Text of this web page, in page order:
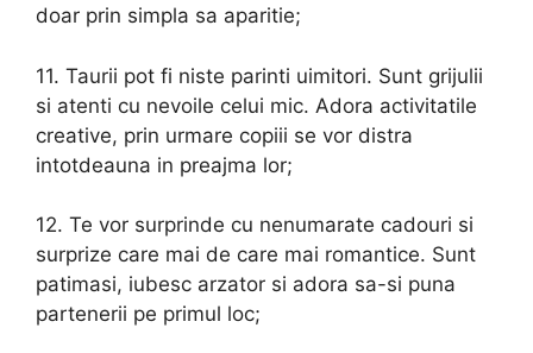
doar prin simpla sa aparitie;
11. Taurii pot fi niste parinti uimitori. Sunt grijulii
si atenti cu nevoile celui mic. Adora activitatile
creative, prin urmare copiii se vor distra
intotdeauna in preajma lor;
12. Te vor surprinde cu nenumarate cadouri si
surprize care mai de care mai romantice. Sunt
patimasi, iubesc arzator si adora sa-si puna
partenerii pe primul loc;